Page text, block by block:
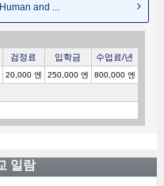
and ...
검정료 입학금 수업료/년
20,000 엔 250,000 엔 800,000 엔
일람